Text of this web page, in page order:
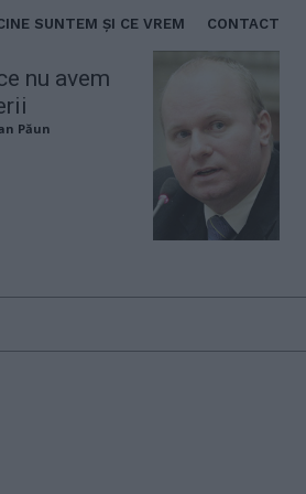
SUNTEM ȘI CE VREM CONTACT
nu avem
Păun